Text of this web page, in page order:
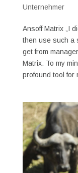
Unternehmer
Ansoff Matrix „I
then use such a
get from
Matrix. To my
profound tool for